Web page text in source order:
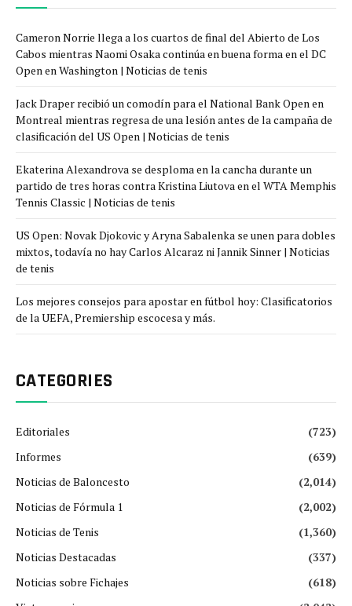
Cameron Norrie llega a los cuartos de final del Abierto de Los
Cabos mientras Naomi Osaka continúa en buena forma en el DC
Open en Washington | Noticias de tenis
Jack Draper recibió un comodín para el National Bank Open en
Montreal mientras regresa de una lesión antes de la campaña de
clasificación del US Open | Noticias de tenis
Ekaterina Alexandrova se desploma en la cancha durante un
partido de tres horas contra Kristina Liutova en el WTA Memphis
Tennis Classic | Noticias de tenis
US Open: Novak Djokovic y Aryna Sabalenka se unen para dobles
mixtos, todavía no hay Carlos Alcaraz ni Jannik Sinner | Noticias
de tenis
Los mejores consejos para apostar en fútbol hoy: Clasificatorios
de la UEFA, Premiership escocesa y más.
CATEGORIES
Editoriales
(723)
Informes
(639)
Noticias de Baloncesto
(2,014)
Noticias de Fórmula 1
(2,002)
Noticias de Tenis
(1,360)
Noticias Destacadas
(337)
Noticias sobre Fichajes
(618)